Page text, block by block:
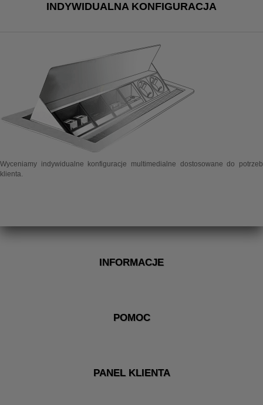
INDYWIDUALNA KONFIGURACJA
Wyceniamy indywidualne konfiguracje multimedialne dostosowane do potrzeb
klienta.
INFORMACJE
POMOC
PANEL KLIENTA